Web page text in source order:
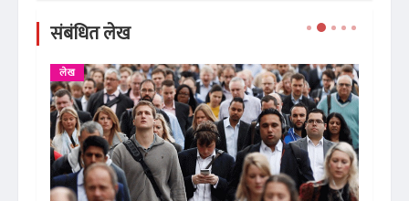
संबंधित लेख
लेख